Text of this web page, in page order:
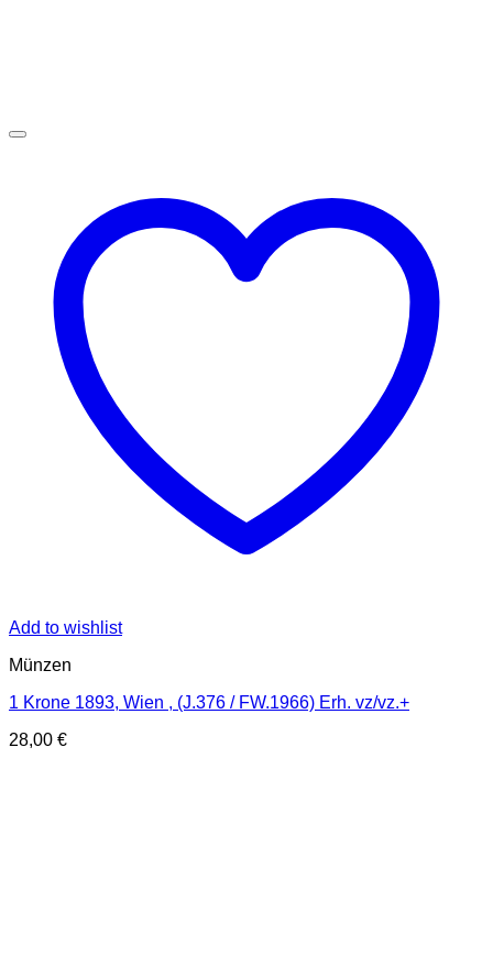
Add to wishlist
Münzen
1 Krone 1893, Wien , (J.376 / FW.1966) Erh. vz/vz.+
28,00 €